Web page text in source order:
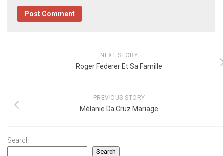
NEXT STORY
Roger Federer Et Sa Famille
PREVIOUS STORY
Mélanie Da Cruz Mariage
Search
Search